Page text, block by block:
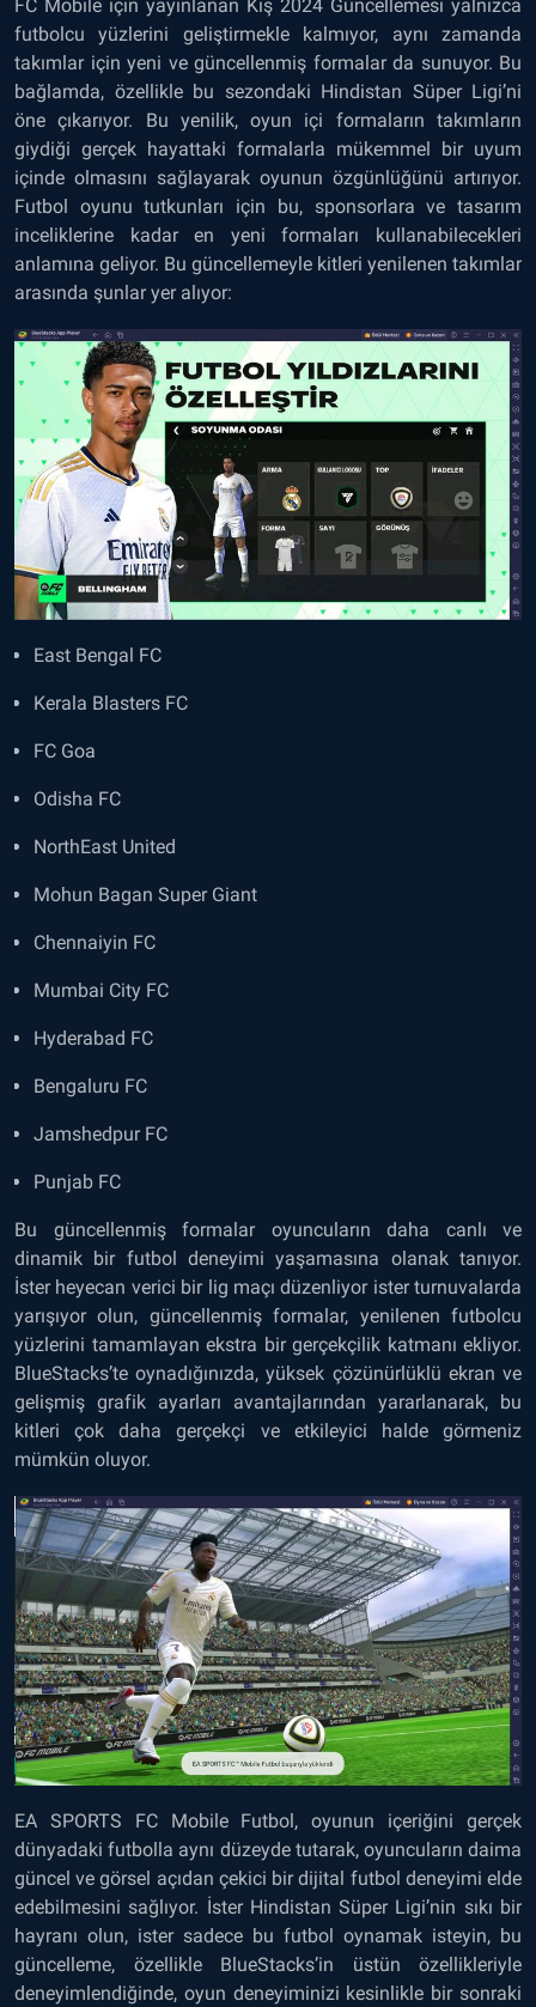
FC Mobile için yayınlanan Kış 2024 Güncellemesi yalnızca
futbolcu yüzlerini geliştirmekle kalmıyor, aynı zamanda
takımlar için yeni ve güncellenmiş formalar da sunuyor. Bu
bağlamda, özellikle bu sezondaki Hindistan Süper Ligi’ni
öne çıkarıyor. Bu yenilik, oyun içi formaların takımların
giydiği gerçek hayattaki formalarla mükemmel bir uyum
içinde olmasını sağlayarak oyunun özgünlüğünü artırıyor.
Futbol oyunu tutkunları için bu, sponsorlara ve tasarım
inceliklerine kadar en yeni formaları kullanabilecekleri
anlamına geliyor. Bu güncellemeyle kitleri yenilenen takımlar
arasında şunlar yer alıyor:
East Bengal FC
Kerala Blasters FC
FC Goa
Odisha FC
NorthEast United
Mohun Bagan Super Giant
Chennaiyin FC
Mumbai City FC
Hyderabad FC
Bengaluru FC
Jamshedpur FC
Punjab FC
Bu güncellenmiş formalar oyuncuların daha canlı ve
dinamik bir futbol deneyimi yaşamasına olanak tanıyor.
İster heyecan verici bir lig maçı düzenliyor ister turnuvalarda
yarışıyor olun, güncellenmiş formalar, yenilenen futbolcu
yüzlerini tamamlayan ekstra bir gerçekçilik katmanı ekliyor.
BlueStacks’te oynadığınızda, yüksek çözünürlüklü ekran ve
gelişmiş grafik ayarları avantajlarından yararlanarak, bu
kitleri çok daha gerçekçi ve etkileyici halde görmeniz
mümkün oluyor.
EA SPORTS FC Mobile Futbol, oyunun içeriğini gerçek
dünyadaki futbolla aynı düzeyde tutarak, oyuncuların daima
güncel ve görsel açıdan çekici bir dijital futbol deneyimi elde
edebilmesini sağlıyor. İster Hindistan Süper Ligi’nin sıkı bir
hayranı olun, ister sadece bu futbol oynamak isteyin, bu
güncelleme, özellikle BlueStacks’in üstün özellikleriyle
deneyimlendiğinde, oyun deneyiminizi kesinlikle bir sonraki